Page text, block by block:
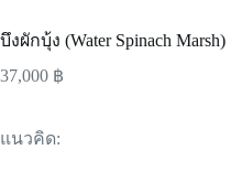
บึงผักบุ้ง (Water Spinach Marsh)
37,000 ฿
แนวคิด: